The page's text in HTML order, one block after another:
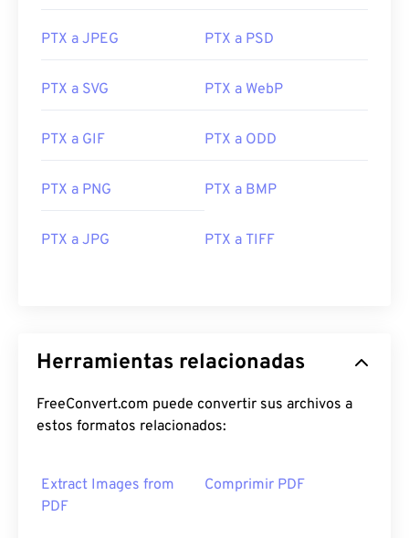
PTX a JPEG PTX a PSD
PTX a SVG PTX a WebP
PTX a GIF PTX a ODD
PTX a PNG PTX a BMP
PTX a JPG PTX a TIFF
Herramientas relacionadas
FreeConvert.com puede convertir sus archivos a
estos formatos relacionados:
Extract Images from
PDF
Comprimir PDF